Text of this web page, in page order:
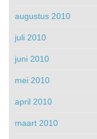
augustus 2010
juli 2010
juni 2010
mei 2010
april 2010
maart 2010